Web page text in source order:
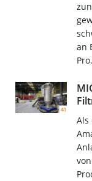
an
Als